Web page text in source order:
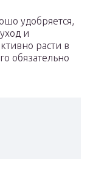
удобряется,
и
расти в
обязательно